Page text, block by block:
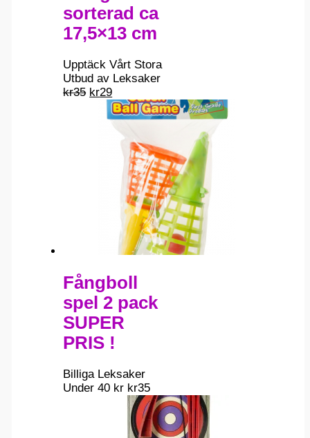
sorterad ca
17,5×13 cm
Upptäck Vårt Stora
Utbud av Leksaker
kr35 Det
ursprungliga
priset
kr29Det
nuvarande
priset
är:
kr29.
Fångboll
spel 2 pack
SUPER
PRIS !
Billiga Leksaker
Under 40 kr kr35